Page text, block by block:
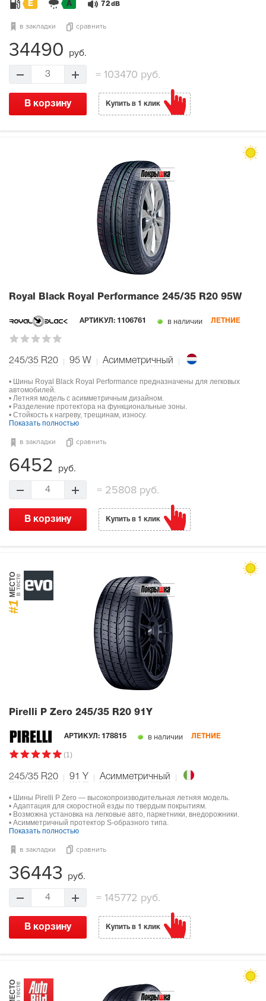
E A 72 dB
в закладки сравнить
34490 руб.
3 = 103470 руб.
В корзину Купить в 1 клик
Royal Black Royal Performance 245/35 R20 95W
АРТИКУЛ: 1106761 в наличии ЛЕТНИЕ
245/35 R20 95 W Асимметричный
• Шины Royal Black Royal Performance предназначены для легковых
автомобилей.
• Летняя модель с асимметричным дизайном.
• Разделение протектора на функциональные зоны.
• Стойкость к нагреву, трещинам, износу.
Показать полностью
в закладки сравнить
6452 руб.
4 = 25808 руб.
В корзину Купить в 1 клик
#1
МЕСТОв тесте
Pirelli P Zero 245/35 R20 91Y
АРТИКУЛ: 178815 в наличии ЛЕТНИЕ
(1)
245/35 R20 91 Y Асимметричный
• Шины Pirelli P Zero — высокопроизводительная летняя модель.
• Адаптация для скоростной езды по твердым покрытиям.
• Возможна установка на легковые авто, паркетники, внедорожники.
• Асимметричный протектор S-образного типа.
Показать полностью
в закладки сравнить
36443 руб.
4 =145772 руб.
В корзину Купить в 1 клик
МЕСТОв тесте